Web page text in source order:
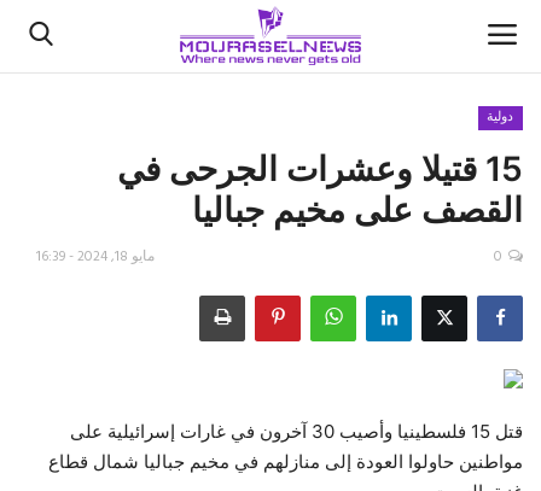
الأخبار
كتّابنا
اقتصاد
رياضة
دولية
15 قتيلا وعشرات الجرحى في
القصف على مخيم جباليا
مايو 18, 2024 - 16:39 0
قتل 15 فلسطينيا وأصيب 30 آخرون في غارات إسرائيلية على
مواطنين حاولوا العودة إلى منازلهم في مخيم جباليا شمال قطاع